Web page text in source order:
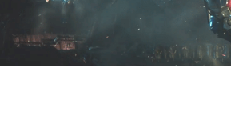
Pořady
TV Program